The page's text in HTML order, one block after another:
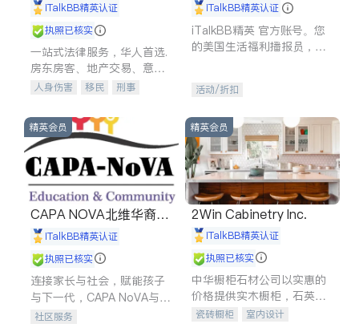
iTalkBB精英认证
执照已核实
一站式法律服务，华人首选.
房东房客、地产交易、意外
伤害、车祸重伤、商业诉
建筑合同、刑事案件全包办
人身伤害 移民
刑事
信托/遗嘱
商业
索赔
律师-其它 保释
iTalkBB精英认证
iTalkBB精英 官方账号。您
的美国生活福利播报员，精
专属福利。
活动/折扣
精英会员
CAPA NOVA北维华裔家
长会iTalkBB精英认证
执照已核实
连接家长与社会，赋能孩子
与下一代，CAPA NoVA与您
携手建设包容、公平、充满
社区服务
精英会员
2Win Cabinetry Inc.
iTalkBB精英认证
执照已核实
中华橱柜石材公司以实惠的
价格提供实木橱柜，石英石
台面，多种优质不锈钢水
瓷砖橱柜
室内设计